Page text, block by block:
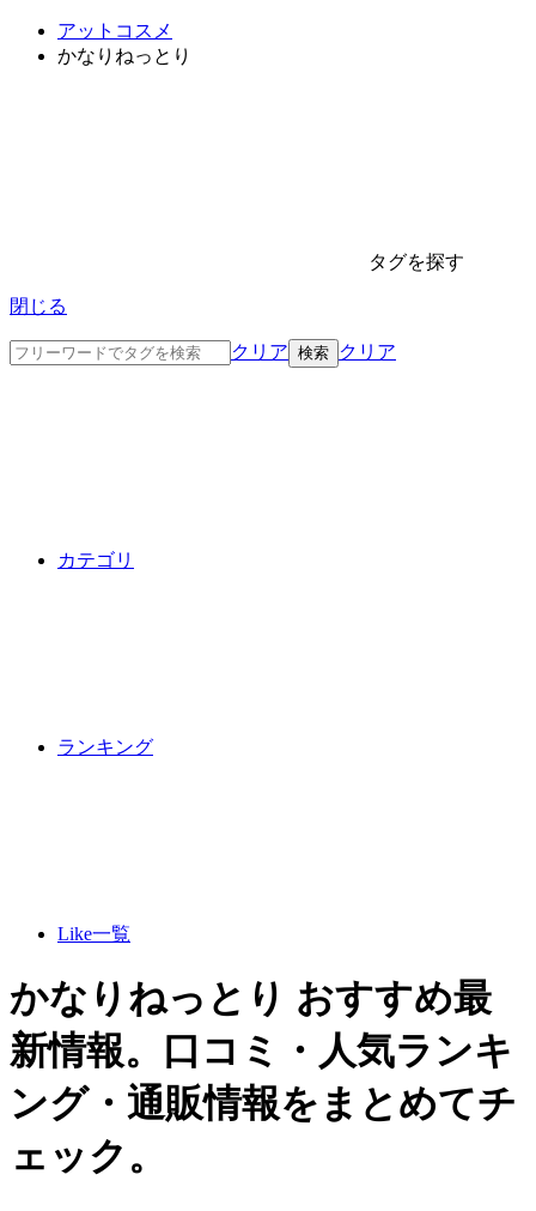
アットコスメ
かなりねっとり
タグを探す
閉じる
クリア クリア
カテゴリ
ランキング
Like一覧
かなりねっとり おすすめ最
新情報。口コミ・人気ランキ
ング・通販情報をまとめてチ
ェック。